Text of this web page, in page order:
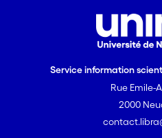
Service information
Rue Emile-
2000